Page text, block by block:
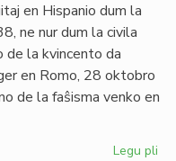
en Hispanio dum la
ne nur dum la civila
de la kvincento da
en Romo, 28 oktobro
de la faŝisma venko en
Legu pli